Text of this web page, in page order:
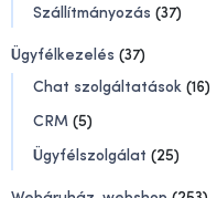
Szállítmányozás (37)
Ügyfélkezelés (37)
Chat szolgáltatások (16)
CRM (5)
Ügyfélszolgálat (25)